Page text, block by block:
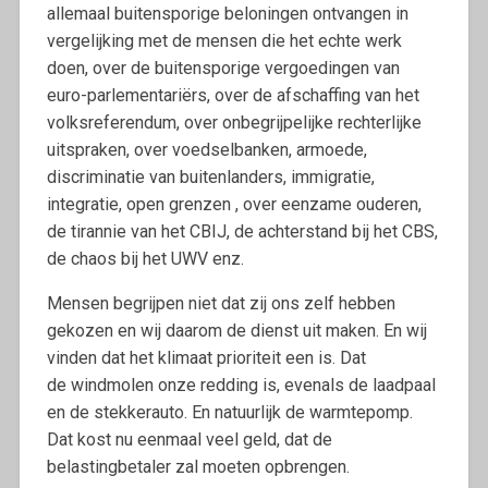
allemaal buitensporige beloningen ontvangen in
vergelijking met de mensen die het echte werk
doen, over de buitensporige vergoedingen van
euro-parlementariërs, over de afschaffing van het
volksreferendum, over onbegrijpelijke rechterlijke
uitspraken, over voedselbanken, armoede,
discriminatie van buitenlanders, immigratie,
integratie, open grenzen , over eenzame ouderen,
de tirannie van het CBIJ, de achterstand bij het CBS,
de chaos bij het UWV enz.
Mensen begrijpen niet dat zij ons zelf hebben
gekozen en wij daarom de dienst uit maken. En wij
vinden dat het klimaat prioriteit een is. Dat
de windmolen onze redding is, evenals de laadpaal
en de stekkerauto. En natuurlijk de warmtepomp.
Dat kost nu eenmaal veel geld, dat de
belastingbetaler zal moeten opbrengen.